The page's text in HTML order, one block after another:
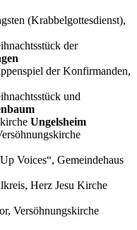
(Krabbelgottesdienst),
der
der Konfirmanden,
und
Ungelsheim
Voices“, Gemeindehaus
Herz Jesu Kirche
Versöhnungskirche